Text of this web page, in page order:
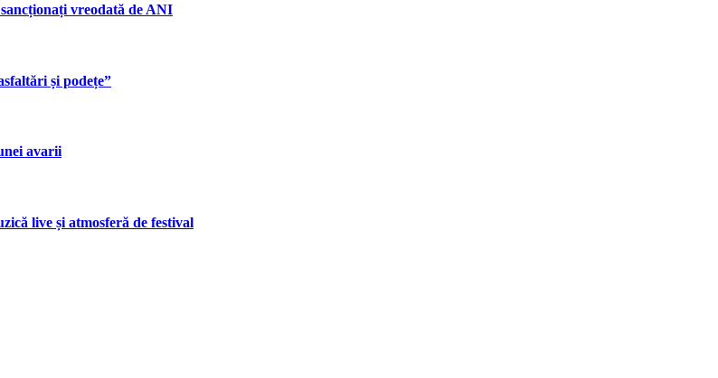
vreodată de ANI
și podețe”
avarii
live și atmosferă de festival